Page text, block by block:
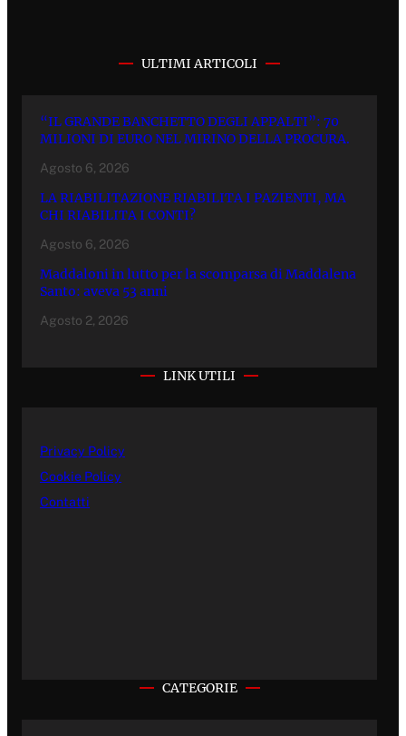
ULTIMI ARTICOLI
“IL GRANDE BANCHETTO DEGLI APPALTI”: 70
MILIONI DI EURO NEL MIRINO DELLA PROCURA.
Agosto 6, 2026
LA RIABILITAZIONE RIABILITA I PAZIENTI, MA
CHI RIABILITA I CONTI?
Agosto 6, 2026
Maddaloni in lutto per la scomparsa di Maddalena
Santo: aveva 53 anni
Agosto 2, 2026
LINK UTILI
Privacy Policy
Cookie Policy
Contatti
CATEGORIE